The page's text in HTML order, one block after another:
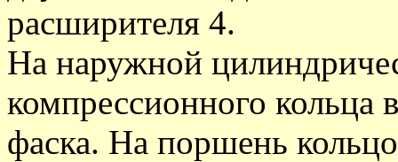
расширителя 4.
На наружной
компрессионного кольца
фаска. На поршень